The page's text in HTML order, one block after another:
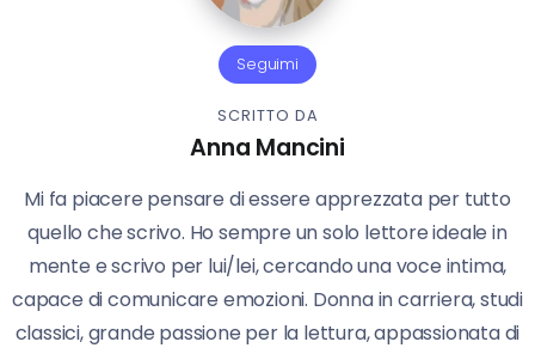
Seguimi
SCRITTO DA
Anna Mancini
Mi fa piacere pensare di essere apprezzata per tutto
quello che scrivo. Ho sempre un solo lettore ideale in
mente e scrivo per lui/lei, cercando una voce intima,
capace di comunicare emozioni. Donna in carriera, studi
classici, grande passione per la lettura, appassionata di